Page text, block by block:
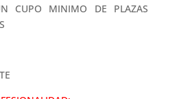
CUPO MINIMO DE PLAZAS